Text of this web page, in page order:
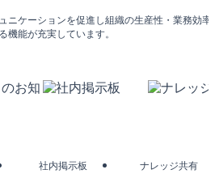
ニケーションを促進し組織の生産性・業務効率
機能が充実しています。
社内掲示板 ナレッジ共有